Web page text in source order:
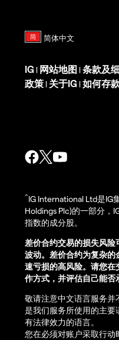
IG | 网站地图 | 条款及
政策 | 关于IG | 如何存
^IG International Ltd是IG
Holdings Plc)的一部分，
指数的成分股。
差价合约交易的损失风
波动。差价合约为复杂
速亏损的高风险。请您
作方式，并评估自己能否
敬请注意中文语言服务
是我们服务所使用的主
有法律效力的语言。
您在必须对账户采取行动